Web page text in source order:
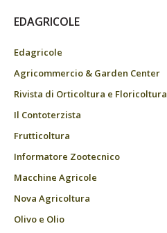
EDAGRICOLE
Edagricole
Agricommercio & Garden Center
Rivista di Orticoltura e Floricoltura
Il Contoterzista
Frutticoltura
Informatore Zootecnico
Macchine Agricole
Nova Agricoltura
Olivo e Olio